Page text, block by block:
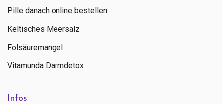
Pille danach online bestellen
Keltisches Meersalz
Folsäuremangel
Vitamunda Darmdetox
Infos